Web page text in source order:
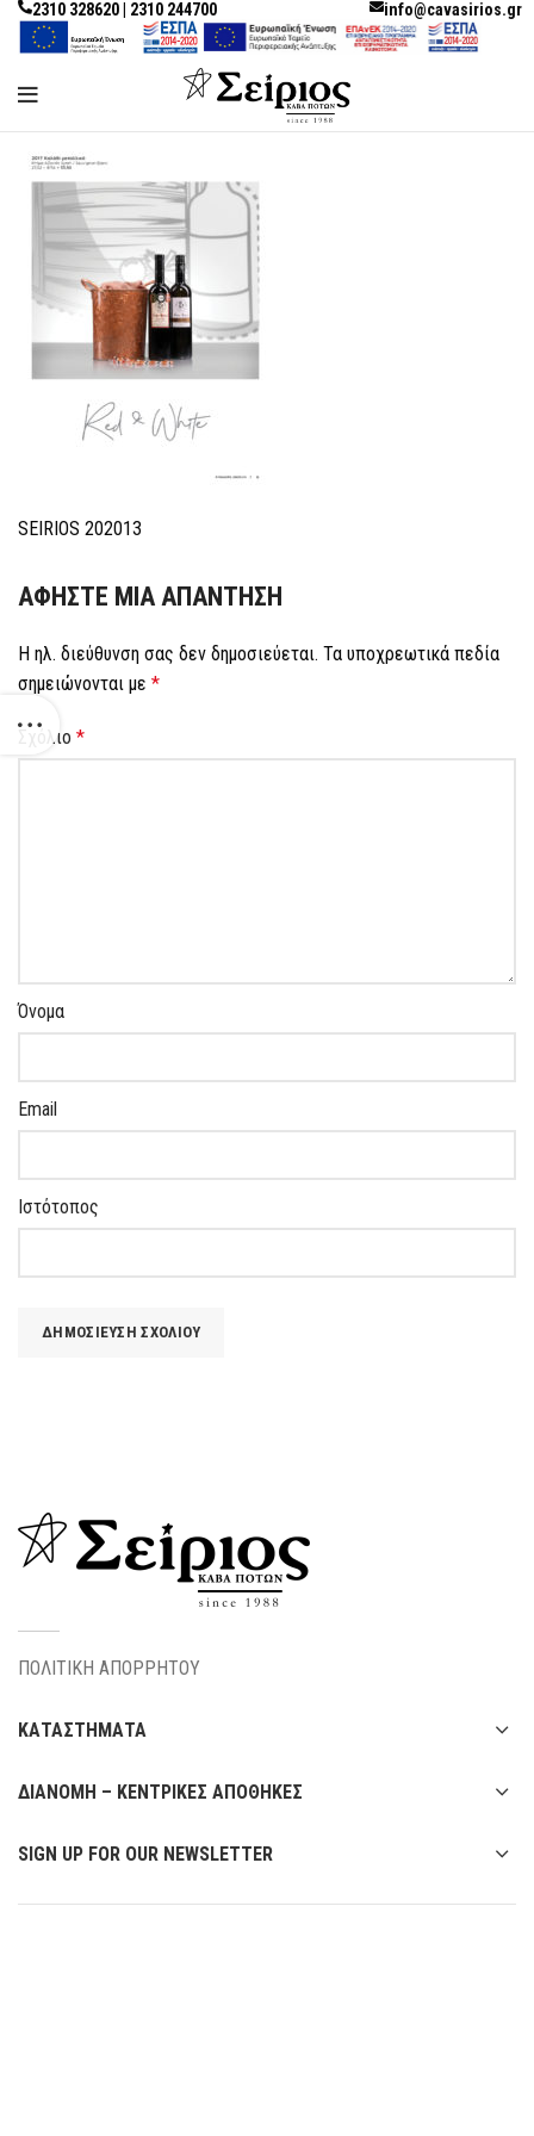
2310 328620 | 2310 244700 info@cavasirios.gr
SEIRIOS 202013
ΑΦΉΣΤΕ ΜΙΑ ΑΠΆΝΤΗΣΗ
Η ηλ. διεύθυνση σας δεν δημοσιεύεται. Τα υποχρεωτικά πεδία
σημειώνονται με *
Σχόλιο *
Όνομα
Email
Ιστότοπος
ΠΟΛΙΤΙΚΗ ΑΠΟΡΡΗΤΟΥ
ΚΑΤΑΣΤΗΜΑΤΑ
ΔΙΑΝΟΜΗ – ΚΕΝΤΡΙΚΕΣ ΑΠΟΘΗΚΕΣ
SIGN UP FOR OUR NEWSLETTER